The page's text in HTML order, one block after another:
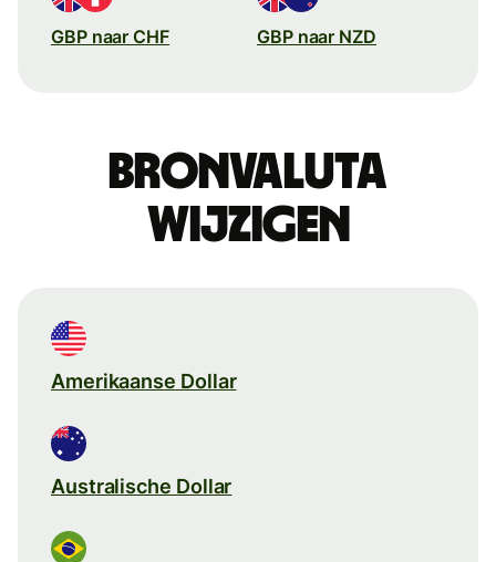
GBP naar CHF GBP naar NZD
Bronvaluta
wijzigen
Amerikaanse Dollar
Australische Dollar